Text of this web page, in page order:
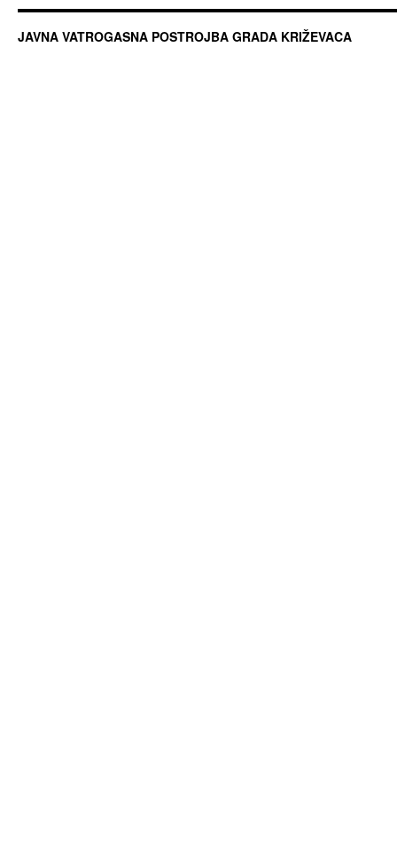
JAVNA VATROGASNA POSTROJBA GRADA KRIŽEVACA